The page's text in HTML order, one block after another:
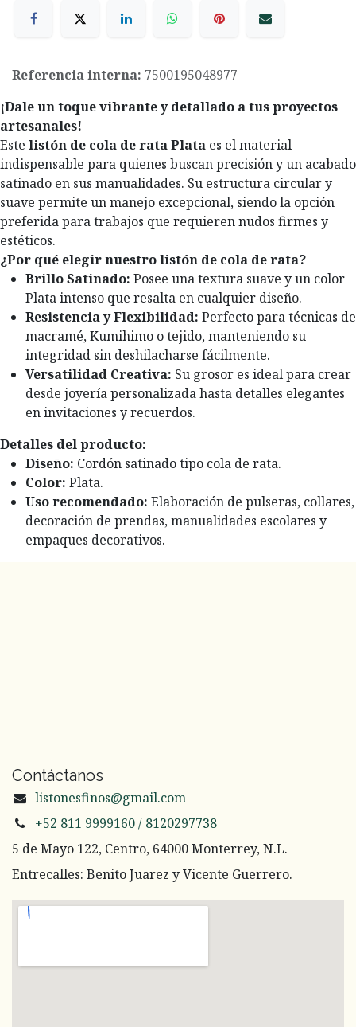
Referencia interna: 7500195048977
¡Dale un toque vibrante y detallado a tus proyectos
artesanales!
Este listón de cola de rata Plata es el material
indispensable para quienes buscan precisión y un acabado
satinado en sus manualidades. Su estructura circular y
suave permite un manejo excepcional, siendo la opción
preferida para trabajos que requieren nudos firmes y
estéticos.
¿Por qué elegir nuestro listón de cola de rata?
Brillo Satinado: Posee una textura suave y un color
Plata intenso que resalta en cualquier diseño.
Resistencia y Flexibilidad: Perfecto para técnicas de
macramé, Kumihimo o tejido, manteniendo su
integridad sin deshilacharse fácilmente.
Versatilidad Creativa: Su grosor es ideal para crear
desde joyería personalizada hasta detalles elegantes
en invitaciones y recuerdos.
Detalles del producto:
Diseño: Cordón satinado tipo cola de rata.
Color: Plata.
Uso recomendado: Elaboración de pulseras, collares,
decoración de prendas, manualidades escolares y
empaques decorativos.
Contáctanos
listonesfinos@gmail.com
+52 811 9999160 / 8120297738
5 de Mayo 122, Centro, 64000 Monterrey, N.L.
Entrecalles: Benito Juarez y Vicente Guerrero.